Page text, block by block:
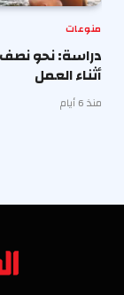
منوعات
دراسة: نحو
أثناء العمل
منذ 6 أيام